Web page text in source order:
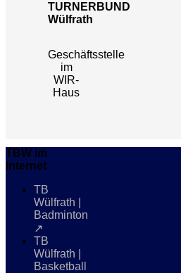
TURNERBUND
Wülfrath
Geschäftsstelle
im
WIR-
Haus
TBW im
Internet
TB
Wülfrath |
Badminton
↗
TB
Wülfrath |
Basketball